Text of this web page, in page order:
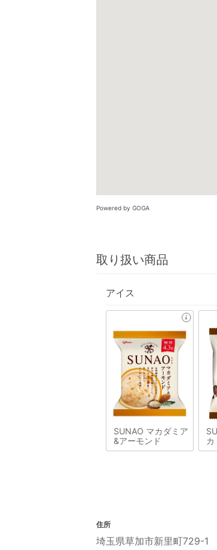
Powered by GOGA
取り扱い商品
アイス
SUNAO マカダミア
&アーモンド
カ
住所
埼玉県草加市新里町729-1